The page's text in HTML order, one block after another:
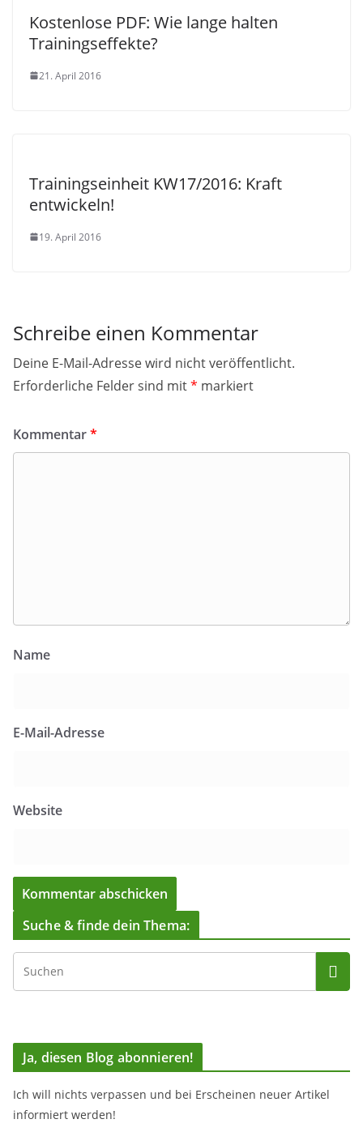
Kostenlose PDF: Wie lange halten
Trainingseffekte?
21. April 2016
Trainingseinheit KW17/2016: Kraft
entwickeln!
19. April 2016
Schreibe einen Kommentar
Deine E-Mail-Adresse wird nicht veröffentlicht.
Erforderliche Felder sind mit* markiert
Kommentar*
Name
E-Mail-Adresse
Website
Suche & finde dein Thema:
Ja, diesen Blog abonnieren!
Ich will nichts verpassen und bei Erscheinen neuer Artikel
informiert werden!